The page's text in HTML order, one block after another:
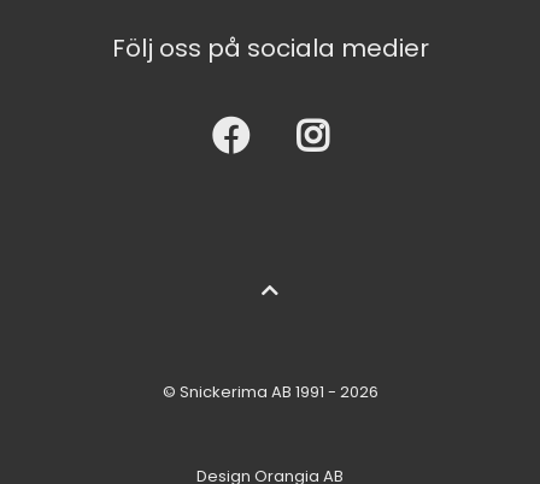
Följ oss på sociala medier
© Snickerima AB 1991 - 2026
Design Orangia AB